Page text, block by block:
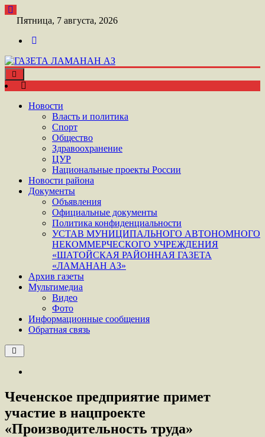
Перейти
Пятница, 7 августа, 2026
ГАЗЕТА ЛАМАНАН АЗ
ШАТОЙСКАЯ ГАЗЕТА ЛАМАНАН АЗ
Toggle
navigation
Новости
Власть и политика
Спорт
Общество
Здравоохранение
ЦУР
Национальные проекты России
Новости района
Документы
Объявления
Официальные документы
Политика конфиденциальности
УСТАВ МУНИЦИПАЛЬНОГО АВТОНОМНОГО
НЕКОММЕРЧЕСКОГО УЧРЕЖДЕНИЯ
«ШАТОЙСКАЯ РАЙОННАЯ ГАЗЕТА
«ЛАМАНАН АЗ»
Архив газеты
Мультимедиа
Видео
Фото
Информационные сообщения
Обратная связь
Чеченское предприятие примет
участие в нацпроекте
«Производительность труда»